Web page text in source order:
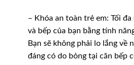
– Khóa an toàn trẻ em: Tối
và bếp của bạn bằng tính
Bạn sẽ không phải lo lắng về
đáng có do bỏng tại căn bếp